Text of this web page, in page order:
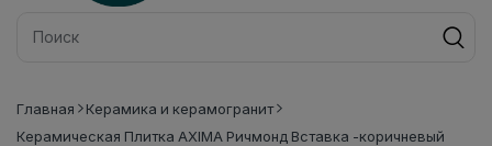
Главная
Керамика и керамогранит
Керамическая Плитка AXIMA Ричмонд Вставка -коричневый